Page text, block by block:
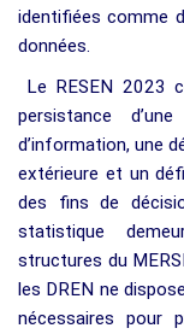
identifiées comme
données.
Le RESEN 2023
persistance
d’information, une
extérieure et un
des fins de
statistique
structures du
les DREN ne
nécessaires pour